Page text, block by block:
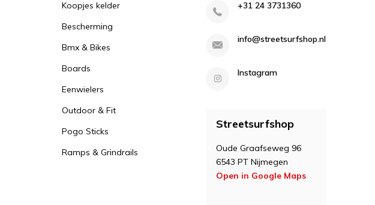
Koopjes kelder
Bescherming
Bmx & Bikes
Boards
Eenwielers
Outdoor & Fit
Pogo Sticks
Ramps & Grindrails
+31 24 3731360
info@streetsurfshop.nl
Instagram
Streetsurfshop
Oude Graafseweg 96
6543 PT Nijmegen
Open in Google Maps